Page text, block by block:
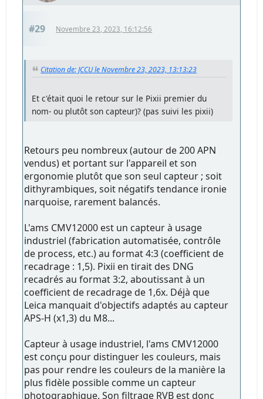
#29 Novembre 23, 2023, 16:12:56
Citation de: JCCU le Novembre 23, 2023, 13:13:23
Et c'était quoi le retour sur le Pixii premier du
nom- ou plutôt son capteur)? (pas suivi les pixii)
Retours peu nombreux (autour de 200 APN
vendus) et portant sur l'appareil et son
ergonomie plutôt que son seul capteur ; soit
dithyrambiques, soit négatifs tendance ironie
narquoise, rarement balancés.
L'ams CMV12000 est un capteur à usage
industriel (fabrication automatisée, contrôle
de process, etc.) au format 4:3 (coefficient de
recadrage : 1,5). Pixii en tirait des DNG
recadrés au format 3:2, aboutissant à un
coefficient de recadrage de 1,6x. Déjà que
Leica manquait d'objectifs adaptés au capteur
APS-H (x1,3) du M8...
Capteur à usage industriel, l'ams CMV12000
est conçu pour distinguer les couleurs, mais
pas pour rendre les couleurs de la manière la
plus fidèle possible comme un capteur
photographique. Son filtrage RVB est donc